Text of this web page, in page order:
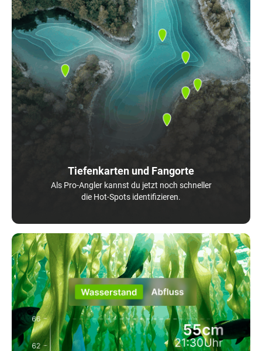
Tiefenkarten und Fangorte
Als Pro-Angler kannst du jetzt noch schneller
die Hot-Spots identifizieren.